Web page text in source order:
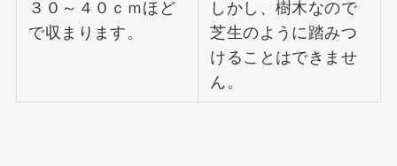
３０～４０ｃｍほど
で収まります。
しかし、樹木なので
芝生のように踏みつ
けることはできませ
ん。